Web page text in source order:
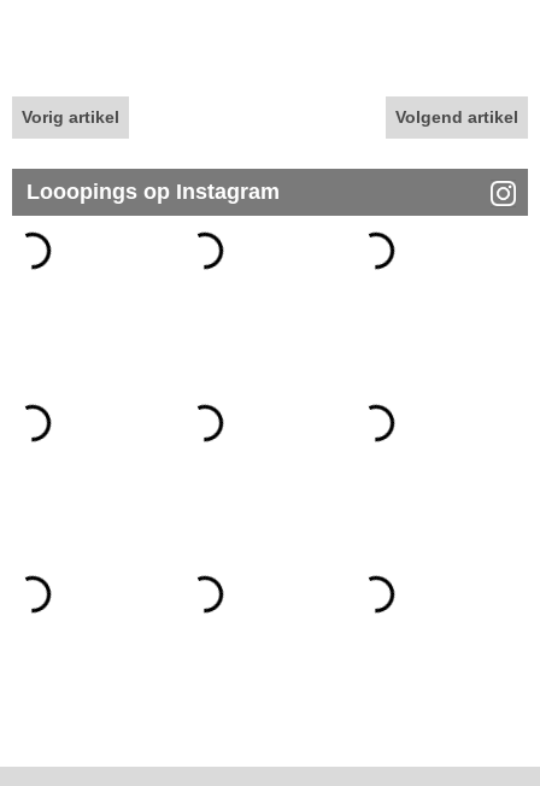
Vorig artikel Volgend artikel
Looopings op Instagram